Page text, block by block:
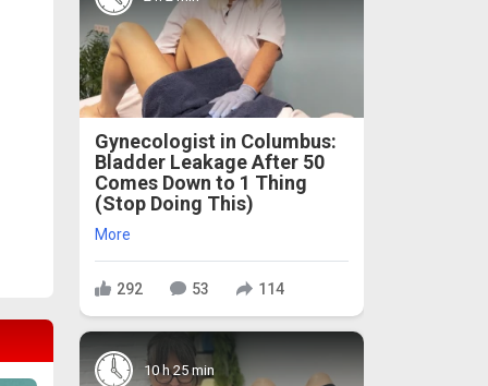
Gynecologist in Columbus:
Bladder Leakage After 50
Comes Down to 1 Thing
(Stop Doing This)
More
292 53 114
10 h 25 min